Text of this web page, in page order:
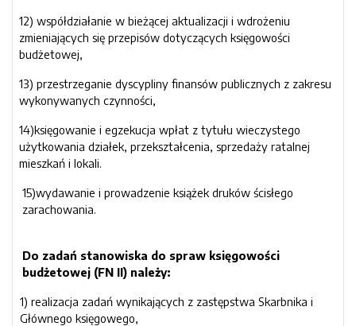
12) współdziałanie w bieżącej aktualizacji i wdrożeniu
zmieniających się przepisów dotyczących księgowości
budżetowej,
13) przestrzeganie dyscypliny finansów publicznych z zakresu
wykonywanych czynności,
14)księgowanie i egzekucja wpłat z tytułu wieczystego
użytkowania działek, przekształcenia, sprzedaży ratalnej
mieszkań i lokali.
15)wydawanie i prowadzenie książek druków ścisłego
zarachowania.
Do zadań stanowiska do spraw księgowości
budżetowej (FN II) należy:
1) realizacja zadań wynikających z zastępstwa Skarbnika i
Głównego księgowego,